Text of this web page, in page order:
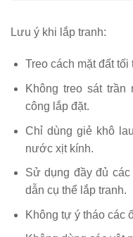
Lưu ý khi lắp tranh:
Treo cách mặt đất
Không treo sát
công lắp đặt.
Chỉ dùng giẻ khô
nước xịt kính.
Sử dụng đầy đủ
dẫn cụ thể lắp tranh.
Không tự ý tháo các